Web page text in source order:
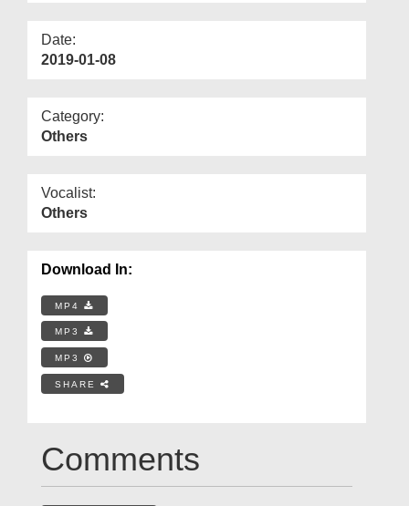
Date:
2019-01-08
Category:
Others
Vocalist:
Others
Download In:
MP4
MP3
MP3
SHARE
Comments